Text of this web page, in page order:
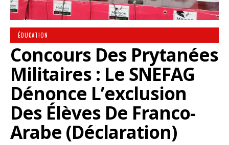
ÉDUCATION
Concours Des Prytanées
Militaires : Le SNEFAG
Dénonce L’exclusion
Des Élèves De Franco-
Arabe (Déclaration)